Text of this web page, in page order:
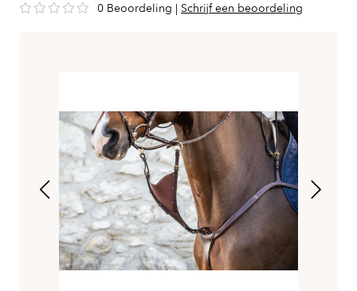
0 Beoordeling | Schrijf een beoordeling